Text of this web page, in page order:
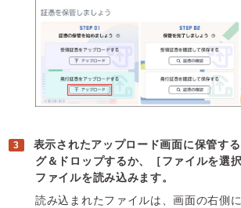
表示されたアップロード画面に保管す
グ＆ドロップするか、［ファイルを選
ファイルを読み込みます。
読み込まれたファイルは、画面の右側